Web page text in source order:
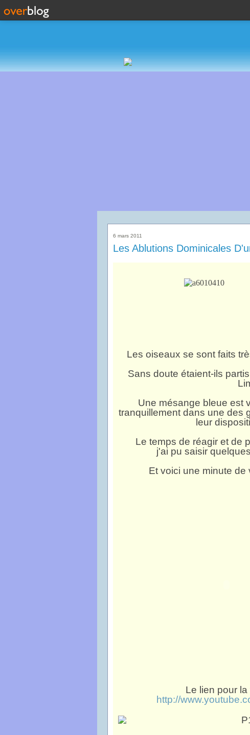
6 mars 2011
Les Ablutions Dominicales
Les oiseaux se sont faits
Sans doute étaient-ils
Une mésange bleue est
tranquillement dans une des
leur
Le temps de réagir et de
j'ai pu saisir
Et voici une minute
Le lien pour
http://